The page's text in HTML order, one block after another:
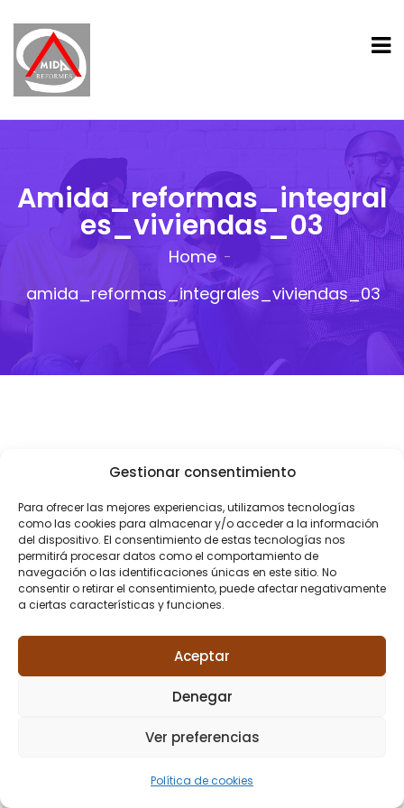
Gestionar consentimiento
Para ofrecer las mejores experiencias, utilizamos tecnologías
como las cookies para almacenar y/o acceder a la información
del dispositivo. El consentimiento de estas tecnologías nos
permitirá procesar datos como el comportamiento de
navegación o las identificaciones únicas en este sitio. No
consentir o retirar el consentimiento, puede afectar negativamente
a ciertas características y funciones.
Aceptar
Denegar
Ver preferencias
Política de cookies
Amida_reformas_integral
Es_viviendas_03
Home
amida_reformas_integrales_viviendas_03